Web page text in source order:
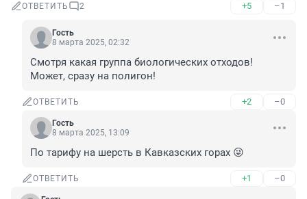
ОТВЕТИТЬ 2 +5 –1
Гость
8 марта 2025, 02:32
Смотря какая группа биологических отходов!
Может, сразу на полигон!
ОТВЕТИТЬ +2 –0
Гость
8 марта 2025, 13:09
По тарифу на шерсть в Кавказских горах 😜
ОТВЕТИТЬ +1 –0